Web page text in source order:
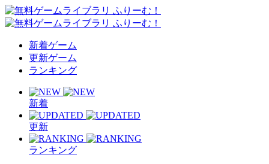
新着ゲーム
更新ゲーム
ランキング
新着
更新
ランキング